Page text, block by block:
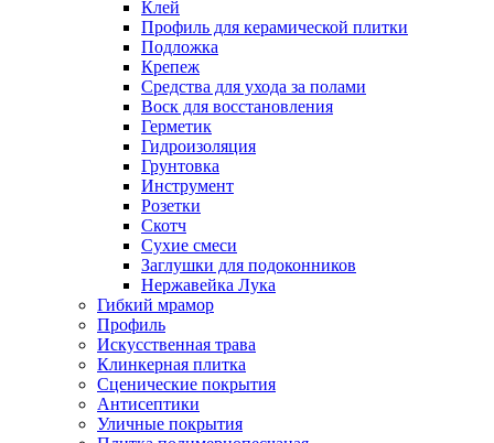
Клей
Профиль для керамической плитки
Подложка
Крепеж
Средства для ухода за полами
Воск для восстановления
Герметик
Гидроизоляция
Грунтовка
Инструмент
Розетки
Скотч
Сухие смеси
Заглушки для подоконников
Нержавейка Лука
Гибкий мрамор
Профиль
Искусственная трава
Клинкерная плитка
Сценические покрытия
Антисептики
Уличные покрытия